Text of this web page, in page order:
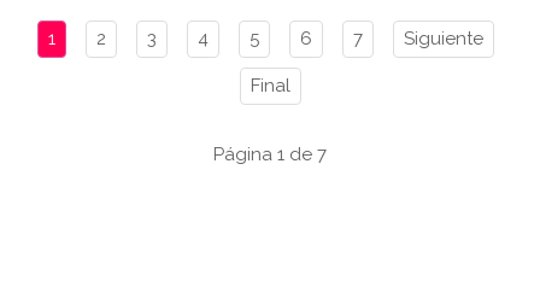
1 2 3 4 5 6 7 Siguiente
Final
Página 1 de 7